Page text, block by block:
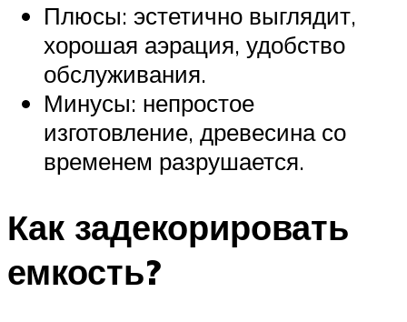
Плюсы: эстетично выглядит,
хорошая аэрация, удобство
обслуживания.
Минусы: непростое
изготовление, древесина со
временем разрушается.
Как задекорировать
емкость?